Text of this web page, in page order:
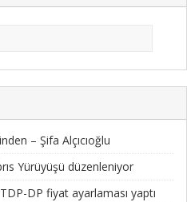
– Şifa Alçıcıoğlu
Yürüyüşü düzenleniyor
DP fiyat ayarlaması yaptı